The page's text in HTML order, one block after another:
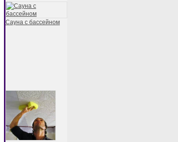
Сауна с бассейном